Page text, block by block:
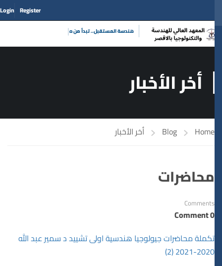
Register
Login
هندسة المستقبل.. تبدأ|
أخر الأخبار
Home
Blog أخر الأخبار
محاضرات
Comments
تكملة محاضرات جيولوجيا هندسية اولى تشييد د سمير عبد الله
2020-2021 (2)